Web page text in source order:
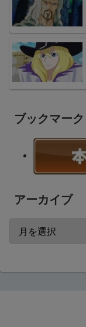
ブックマーク
アーカイブ